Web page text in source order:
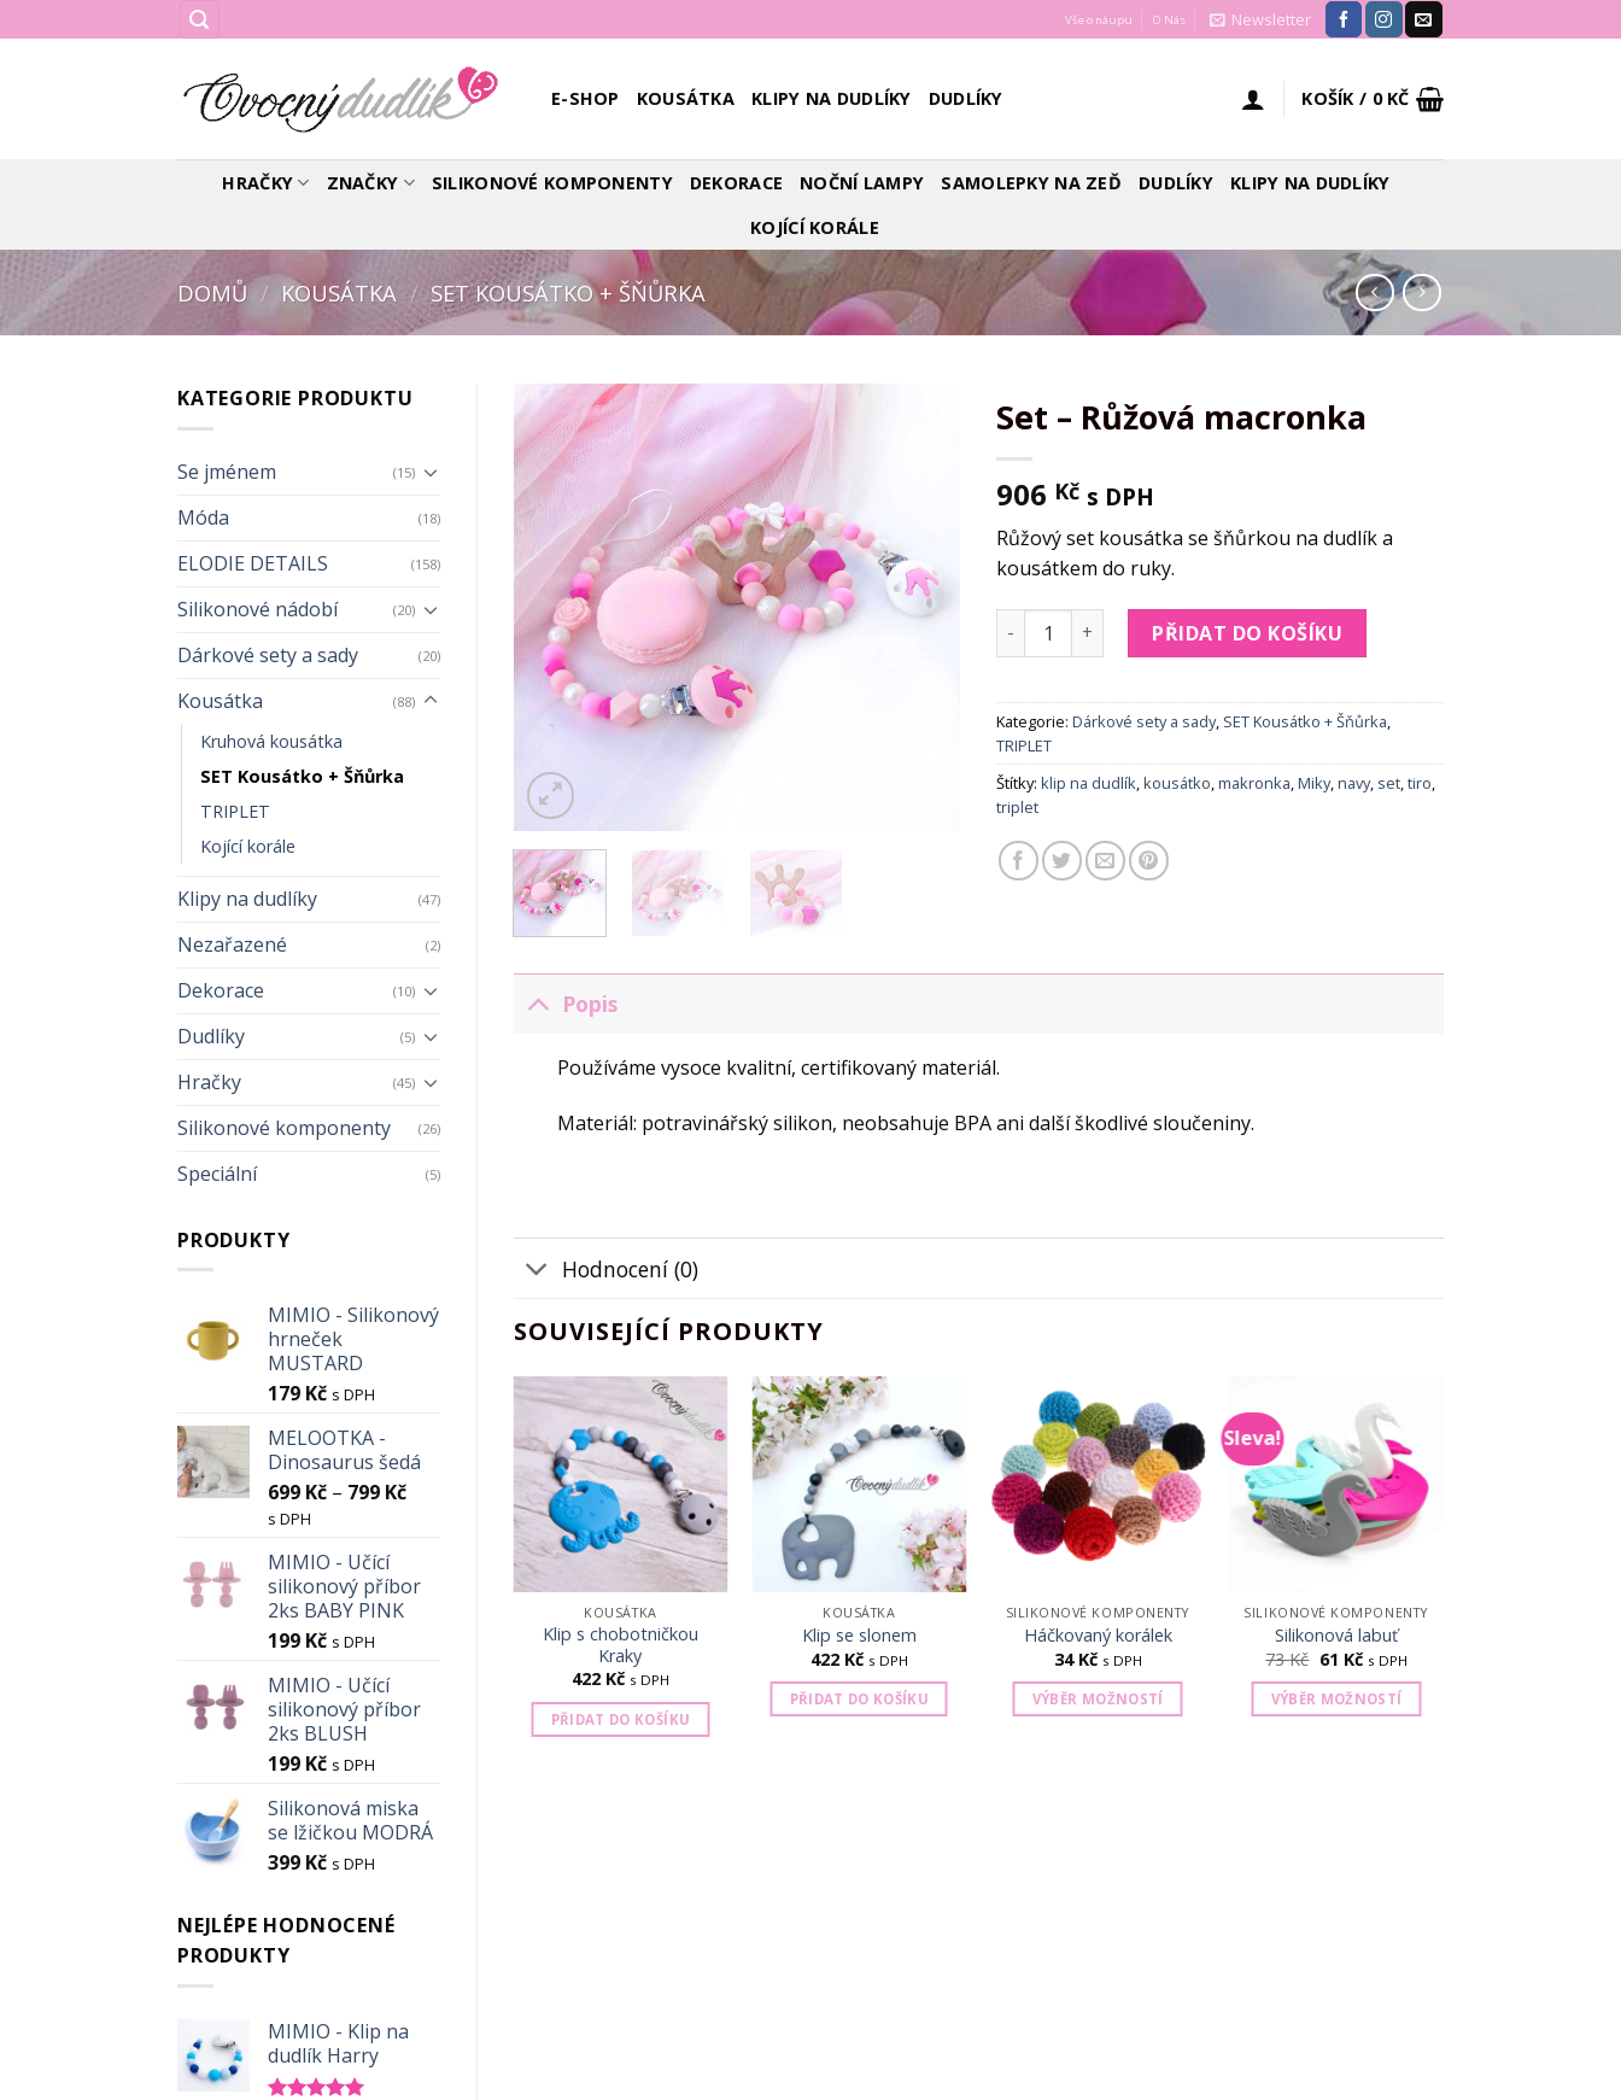
to
Vše o náupu O Nás Newsletter
E-SHOP KOUSÁTKA KLIPY NA DUDLÍKY DUDLÍKY KOŠÍK / 0 KČ
HRAČKY ZNAČKY SILIKONOVÉ KOMPONENTY DEKORACE NOČNÍ LAMPY SAMOLEPKY NA ZEĎ DUDLÍKY
KLIPY NA DUDLÍKY
KOJÍCÍ KORÁLE
DOMŮ / KOUSÁTKA / SET KOUSÁTKO + ŠŇŮRKA
KATEGORIE PRODUKTU
Se jménem (15)
Móda (18)
ELODIE DETAILS (158)
Silikonové nádobí (20)
Dárkové sety a sady (20)
Kousátka (88)
Kruhová kousátka
SET Kousátko + Šňůrka
TRIPLET
Kojící korále
Klipy na dudlíky (47)
Nezařazené (2)
Dekorace (10)
Dudlíky (5)
Hračky (45)
Silikonové komponenty (26)
Speciální (5)
PRODUKTY
MIMIO - Silikonový
hrneček
MUSTARD
179 Kč s DPH
MELOOTKA -
Dinosaurus šedá
699 Kč – 799 Kč
s DPH
MIMIO - Učící
silikonový příbor
2ks BABY PINK
199 Kč s DPH
MIMIO - Učící
silikonový příbor
2ks BLUSH
199 Kč s DPH
Silikonová miska
se lžičkou MODRÁ
399 Kč s DPH
NEJLÉPE HODNOCENÉ
PRODUKTY
MIMIO - Klip na
dudlík Harry
Set – Růžová macronka
906 Kč s DPH
Růžový set kousátka se šňůrkou na dudlík a
kousátkem do ruky.
Set - Růžová macronka množství
PŘIDAT DO KOŠÍKU
Kategorie:Dárkové sety a sady, SET Kousátko + Šňůrka,
TRIPLET
Štítky:klip na dudlík,kousátko,makronka,Miky,navy, set,tiro,
triplet
Popis
Používáme vysoce kvalitní, certifikovaný materiál.
Materiál: potravinářský silikon, neobsahuje BPA ani další škodlivé sloučeniny.
Hodnocení (0)
SOUVISEJÍCÍ PRODUKTY
Add to
Wishlist
KOUSÁTKA
Klip s chobotničkou
Kraky
422 Kč s DPH
PŘIDAT DO KOŠÍKU
Add to
Wishlist
KOUSÁTKA
Klip se slonem
422 Kč s DPH
PŘIDAT DO KOŠÍKU
Add to
Wishlist
SILIKONOVÉ KOMPONENTY
Háčkovaný korálek
34 Kč s DPH
VÝBĚR MOŽNOSTÍ
Sleva!
Add to
Wishlist
SILIKONOVÉ KOMPONENTY
Silikonová labuť
73Kč 61 Kč s DPH
VÝBĚR MOŽNOSTÍ
Add to
Wishlist
PŘIDAT DO KOŠÍKU
Wishlist
DÁRKOVÉ SETY A SADY
Set 3
PŘIDAT DO KOŠÍKU